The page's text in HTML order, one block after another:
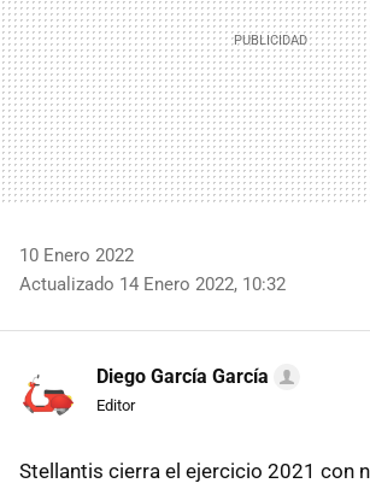
10 Enero 2022
Actualizado 14 Enero 2022, 10:32
Diego García García
Editor
Stellantis cierra el ejercicio 2021 con